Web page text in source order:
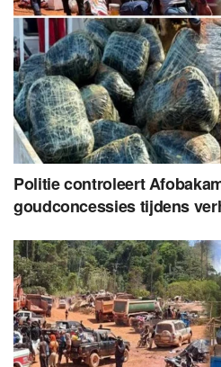
Politie controleert
goudconcessies tijdens